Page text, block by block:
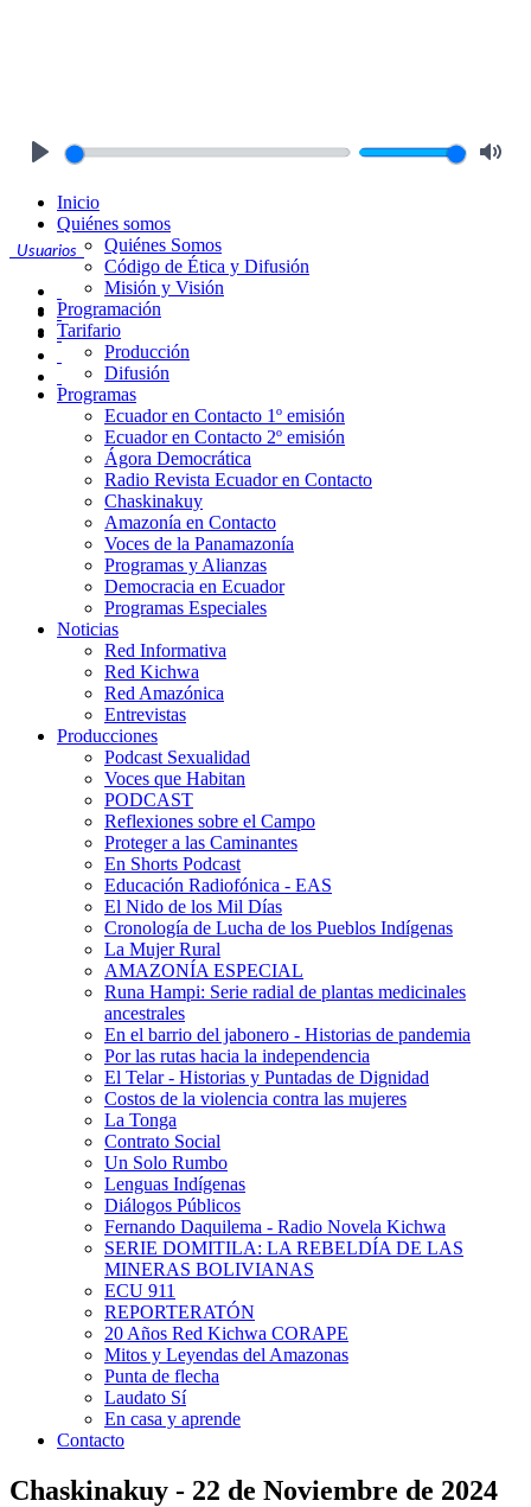
Usuarios
Inicio
Quiénes somos
Quiénes Somos
Código de Ética y Difusión
Misión y Visión
Programación
Tarifario
Producción
Difusión
Programas
Ecuador en Contacto 1º emisión
Ecuador en Contacto 2º emisión
Ágora Democrática
Radio Revista Ecuador en Contacto
Chaskinakuy
Amazonía en Contacto
Voces de la Panamazonía
Programas y Alianzas
Democracia en Ecuador
Programas Especiales
Noticias
Red Informativa
Red Kichwa
Red Amazónica
Entrevistas
Producciones
Podcast Sexualidad
Voces que Habitan
PODCAST
Reflexiones sobre el Campo
Proteger a las Caminantes
En Shorts Podcast
Educación Radiofónica - EAS
El Nido de los Mil Días
Cronología de Lucha de los Pueblos Indígenas
La Mujer Rural
AMAZONÍA ESPECIAL
Runa Hampi: Serie radial de plantas medicinales
ancestrales
En el barrio del jabonero - Historias de pandemia
Por las rutas hacia la independencia
El Telar - Historias y Puntadas de Dignidad
Costos de la violencia contra las mujeres
La Tonga
Contrato Social
Un Solo Rumbo
Lenguas Indígenas
Diálogos Públicos
Fernando Daquilema - Radio Novela Kichwa
SERIE DOMITILA: LA REBELDÍA DE LAS
MINERAS BOLIVIANAS
ECU 911
REPORTERATÓN
20 Años Red Kichwa CORAPE
Mitos y Leyendas del Amazonas
Punta de flecha
Laudato Sí
En casa y aprende
Contacto
Chaskinakuy - 22 de Noviembre de 2024